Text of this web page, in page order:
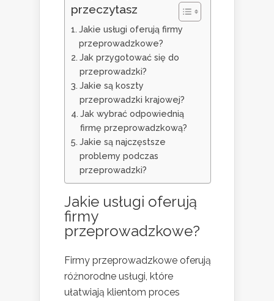
przeczytasz
Jakie usługi oferują firmy
przeprowadzkowe?
Jak przygotować się do
przeprowadzki?
Jakie są koszty
przeprowadzki krajowej?
Jak wybrać odpowiednią
firmę przeprowadzkową?
Jakie są najczęstsze
problemy podczas
przeprowadzki?
Jakie usługi oferują
firmy
przeprowadzkowe?
Firmy przeprowadzkowe oferują
różnorodne usługi, które
ułatwiają klientom proces